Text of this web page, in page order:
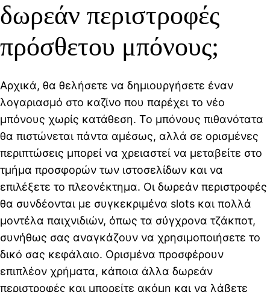
δωρεάν περιστροφές
πρόσθετου μπόνους;
Αρχικά, θα θελήσετε να δημιουργήσετε έναν
λογαριασμό στο καζίνο που παρέχει το νέο
μπόνους χωρίς κατάθεση. Το μπόνους πιθανότατα
θα πιστώνεται πάντα αμέσως, αλλά σε ορισμένες
περιπτώσεις μπορεί να χρειαστεί να μεταβείτε στο
τμήμα προσφορών των ιστοσελίδων και να
επιλέξετε το πλεονέκτημα. Οι δωρεάν περιστροφές
θα συνδέονται με συγκεκριμένα slots και πολλά
μοντέλα παιχνιδιών, όπως τα σύγχρονα τζάκποτ,
συνήθως σας αναγκάζουν να χρησιμοποιήσετε το
δικό σας κεφάλαιο. Ορισμένα προσφέρουν
επιπλέον χρήματα, κάποια άλλα δωρεάν
περιστροφές και μπορείτε ακόμη και να λάβετε